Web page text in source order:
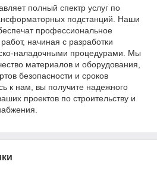
полный спектр услуг по
подстанций. Наши
профессиональное
начиная с разработки
наладочными процедурами. Мы
материалов и оборудования,
безопасности и сроков
к нам, вы получите надежного
проектов по строительству и